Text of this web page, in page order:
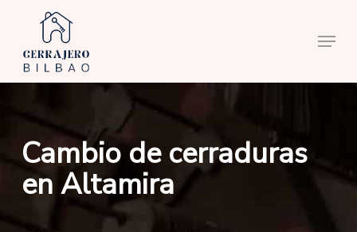
main
content
Menu
Cambio de cerraduras
en Altamira